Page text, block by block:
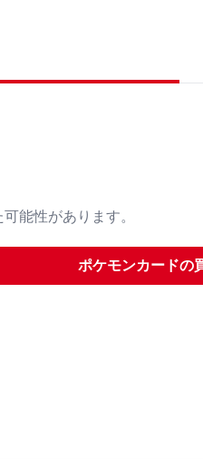
能性があります。
ポケモンカードの